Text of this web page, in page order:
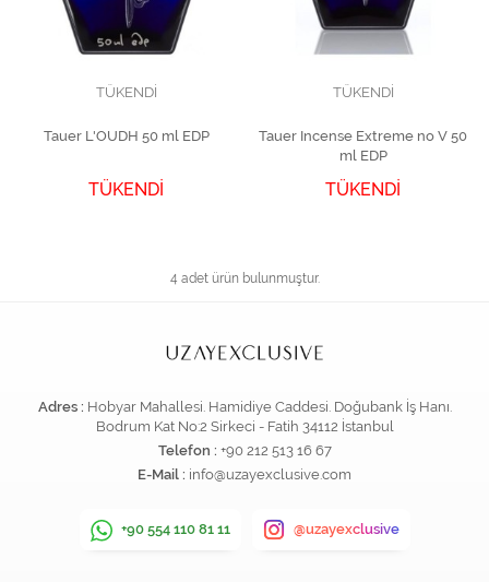
TÜKENDİ
Tauer L'OUDH 50 ml EDP
TÜKENDİ
TÜKENDİ
Tauer Incense Extreme no V 50
ml EDP
TÜKENDİ
4 adet ürün bulunmuştur.
Adres : Hobyar Mahallesi. Hamidiye Caddesi. Doğubank İş Hanı.
Bodrum Kat No:2 Sirkeci - Fatih 34112 İstanbul
Telefon : +90 212 513 16 67
E-Mail : info@uzayexclusive.com
+90 554 110 81 11 @uzayexclusive